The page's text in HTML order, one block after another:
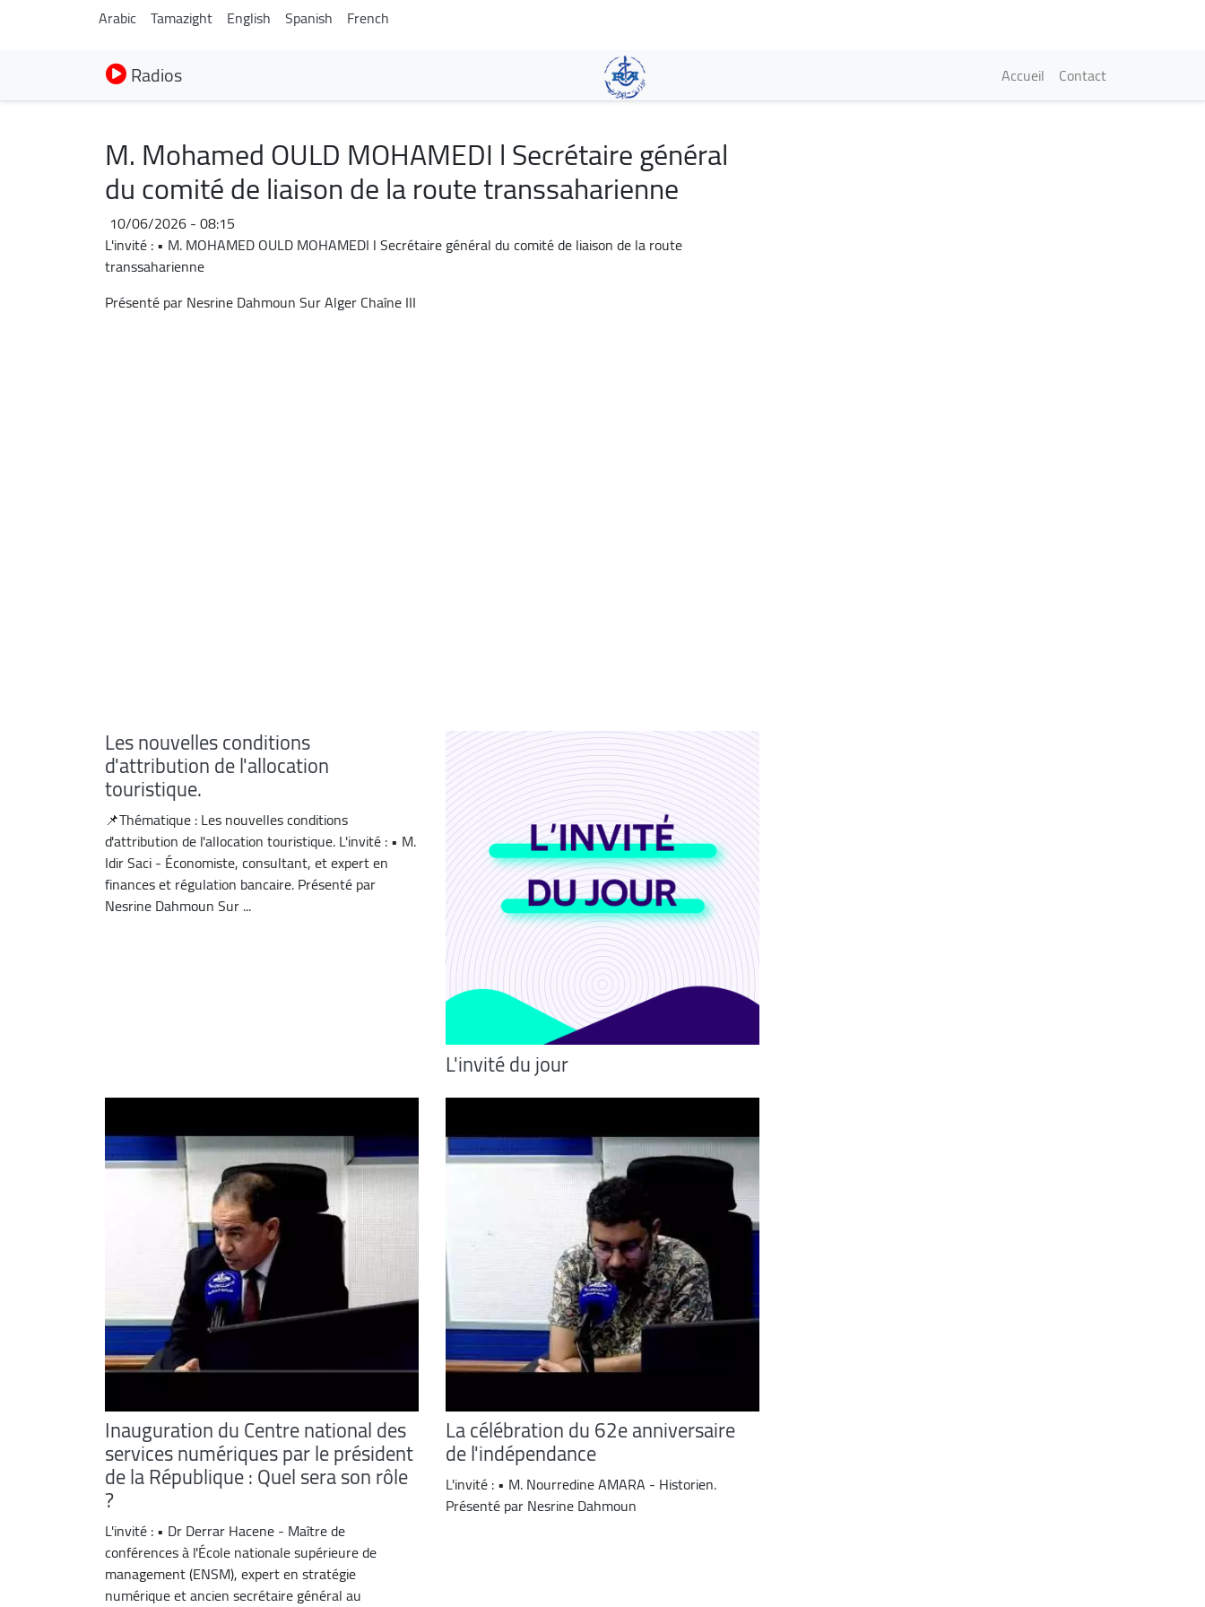
contenu
principal
Arabic Tamazight English Spanish French
Radios Navigation
Accueil Contact
M. Mohamed OULD MOHAMEDI l Secrétaire général
du comité de liaison de la route transsaharienne
10/06/2026 - 08:15
L'invité : • M. MOHAMED OULD MOHAMEDI l Secrétaire général du comité de liaison de la route
transsaharienne
Présenté par Nesrine Dahmoun Sur Alger Chaîne III
Les nouvelles conditions
d'attribution de l'allocation
touristique.
📌Thématique : Les nouvelles conditions
d'attribution de l'allocation touristique. L'invité : • M.
Idir Saci - Économiste, consultant, et expert en
finances et régulation bancaire. Présenté par
Nesrine Dahmoun Sur ...
L'invité du jour
Inauguration du Centre national des
services numériques par le président
de la République : Quel sera son rôle
?
L'invité : • Dr Derrar Hacene - Maître de
conférences à l'École nationale supérieure de
management (ENSM), expert en stratégie
numérique et ancien secrétaire général au
La célébration du 62e anniversaire
de l'indépendance
L'invité : • M. Nourredine AMARA - Historien.
Présenté par Nesrine Dahmoun